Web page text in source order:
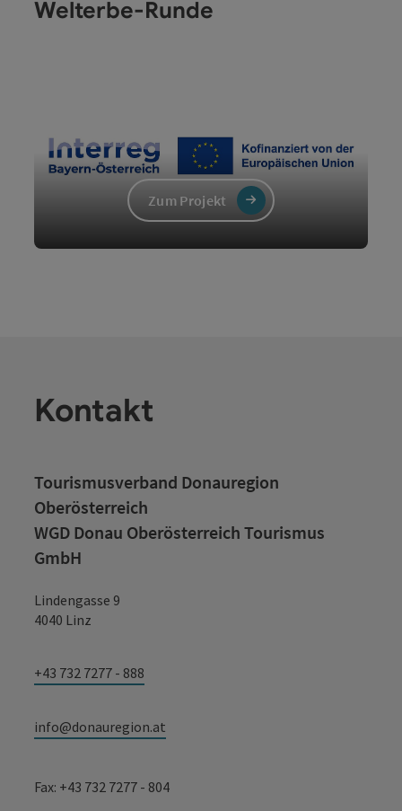
Welterbe-Runde
Zum Projekt
Kontakt
Tourismusverband Donauregion
Oberösterreich
WGD Donau Oberösterreich Tourismus
GmbH
Lindengasse 9
4040 Linz
+43 732 7277 - 888
info@donauregion.at
Fax: +43 732 7277 - 804